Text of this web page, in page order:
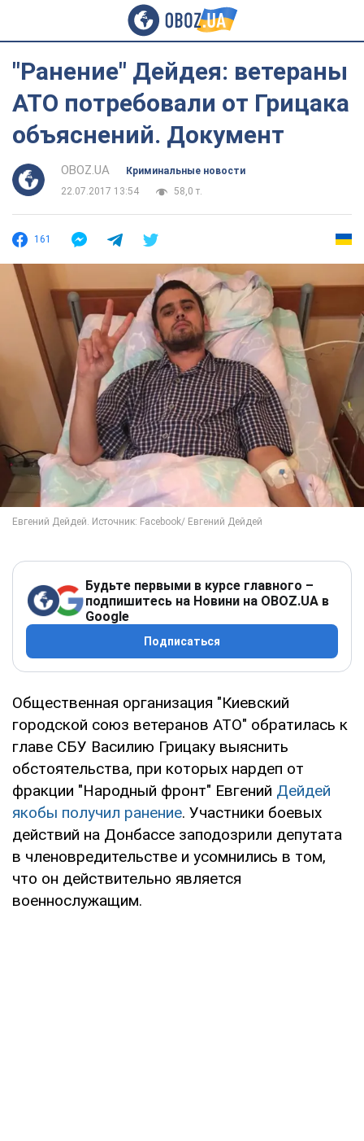
"Ранение" Дейдея: ветераны
АТО потребовали от Грицака
объяснений. Документ
OBOZ.UA
Криминальные новости
22.07.2017 13:54
58,0 т.
161
Будьте первыми в курсе главного –
подпишитесь на Новини на OBOZ.UA в
Google
Подписаться
Общественная организация "Киевский
городской союз ветеранов АТО" обратилась к
главе СБУ Василию Грицаку выяснить
обстоятельства, при которых нардеп от
фракции "Народный фронт" Евгений Дейдей
якобы получил ранение. Участники боевых
действий на Донбассе заподозрили депутата
в членовредительстве и усомнились в том,
что он действительно является
военнослужащим.